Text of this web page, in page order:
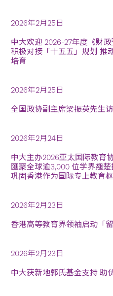
2026年2月25日
中大欢迎 2026-27年度《财政
积极对接「十五五」规划 推
培育
2026年2月25日
全国政协副主席梁振英先生
2026年2月24日
中大主办2026亚太国际教育
匯聚全球逾3,000 位学界翘
巩固香港作为国际专上教育
2026年2月23日
香港高等教育界领袖启动「留
2026年2月23日
中大获新地郭氏基金支持 助